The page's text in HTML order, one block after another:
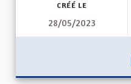
CRÉÉ LE
28/05/2023